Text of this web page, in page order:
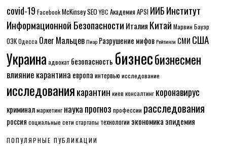
covid-19 Facebook McKinseySEO YBC Академия APSI ИИБИнститут
Информационной Безопасности Италия Китай Марвин Бауэр
ОЗК Одесса Олег Мальцев Пиар Разрушение мифов Рейтинги СМИ США
Украина адвокат безопасность бизнесбизнесмен
влияние карантина европа интервьюисследование
исследованиякарантин киев консалтинг коронавирус
криминалмаркетинг наукапрогноз профессии расследования
россия социальные сети стартапы технологии экономика эпидемия
ПОПУЛЯРНЫЕ ПУБЛИКАЦИИ